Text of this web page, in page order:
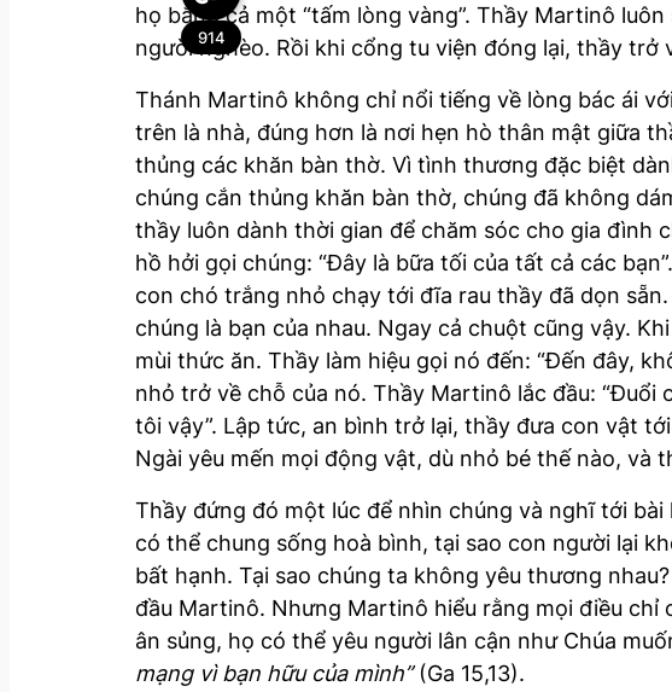
họ bằng cả một “tấm lòng vàng”. Thầy Martinô
người nghèo. Rồi khi cổng tu viện đóng lại, thầy trở
Thánh Martinô không chỉ nổi tiếng về lòng bác ái
trên là nhà, đúng hơn là nơi hẹn hò thân mật giữa
thủng các khăn bàn thờ. Vì tình thương đặc biệt
chúng cắn thủng khăn bàn thờ, chúng đã không
thầy luôn dành thời gian để chăm sóc cho gia đình
hồ hởi gọi chúng: “Đây là bữa tối của tất cả các
con chó trắng nhỏ chạy tới đĩa rau thầy đã dọn
chúng là bạn của nhau. Ngay cả chuột cũng vậy.
mùi thức ăn. Thầy làm hiệu gọi nó đến: “Đến đây,
nhỏ trở về chỗ của nó. Thầy Martinô lắc đầu: “Đuổi
tôi vậy”. Lập tức, an bình trở lại, thầy đưa con vật
Ngài yêu mến mọi động vật, dù nhỏ bé thế nào, và
Thầy đứng đó một lúc để nhìn chúng và nghĩ tới
có thể chung sống hoà bình, tại sao con người lại
bất hạnh. Tại sao chúng ta không yêu thương
đầu Martinô. Nhưng Martinô hiểu rằng mọi điều
ân sủng, họ có thể yêu người lân cận như Chúa
mạng vì bạn hữu của mình”(Ga 15,13).
914